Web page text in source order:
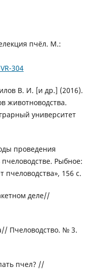
пчёл. М.:
304
В. И. [и др.] (2016).
животноводства.
университет
проведения
пчеловодстве. Рыбное:
пчеловодства», 156 с.
деле//
Пчеловодство. № 3.
пчел? //